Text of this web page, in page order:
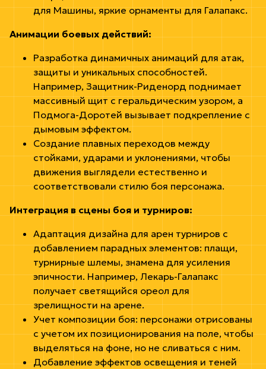
для Машины, яркие орнаменты для Галапакс.
Анимации боевых действий:
Разработка динамичных анимаций для атак,
защиты и уникальных способностей.
Например, Защитник-Риденорд поднимает
массивный щит с геральдическим узором, а
Подмога-Доротей вызывает подкрепление с
дымовым эффектом.
Создание плавных переходов между
стойками, ударами и уклонениями, чтобы
движения выглядели естественно и
соответствовали стилю боя персонажа.
Интеграция в сцены боя и турниров:
Адаптация дизайна для арен турниров с
добавлением парадных элементов: плащи,
турнирные шлемы, знамена для усиления
эпичности. Например, Лекарь-Галапакс
получает светящийся ореол для
зрелищности на арене.
Учет композиции боя: персонажи отрисованы
с учетом их позиционирования на поле, чтобы
выделяться на фоне, но не сливаться с ним.
Добавление эффектов освещения и теней